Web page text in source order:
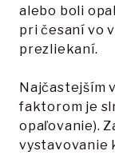
alebo boli
pri česaní vo
prezliekaní.
Najčastejším
faktorom je
opaľovanie).
vystavovanie